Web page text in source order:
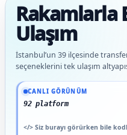
Rakamlarla
Ulaşım
İstanbul’un 39 ilçesinde
seçeneklerini tek ulaşım
CANLI GÖRÜNÜM
92 platform genelinde
</> Siz burayı görürken bile
Güncel veriler: 1.292+ En Baba